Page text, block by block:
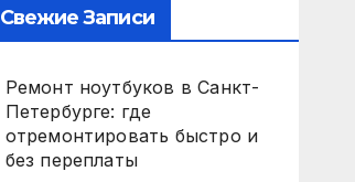
Свежие Записи
Ремонт ноутбуков в Санкт-
Петербурге: где
отремонтировать быстро и
без переплаты